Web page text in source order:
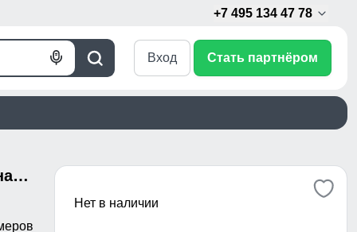
+7 495 134 47 78
Поиск
Голосовой
Вход Стать партнёром
Парка мужская зимняя удлиненная темно-серого цвета 8385TC
Нет в наличии